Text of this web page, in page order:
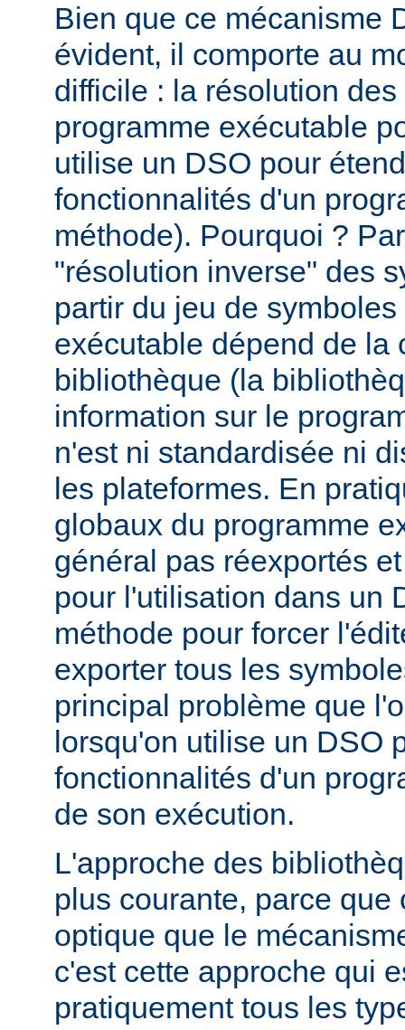
Bien que ce mécanisme
évident, il comporte au
difficile : la résolution
programme exécutable
utilise un DSO pour
fonctionnalités d'un
méthode). Pourquoi ?
"résolution inverse" des
partir du jeu de
exécutable dépend de la
bibliothèque (la
information sur le
n'est ni standardisée ni
les plateformes. En
globaux du programme
général pas réexportés
pour l'utilisation dans un
méthode pour forcer
exporter tous les
principal problème que
lorsqu'on utilise un DSO
fonctionnalités d'un
de son exécution.
L'approche des
plus courante, parce que
optique que le
c'est cette approche qui
pratiquement tous les